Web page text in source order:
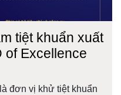
tiệt khuẩn xuất
of Excellence
đơn vị khử tiệt khuẩn